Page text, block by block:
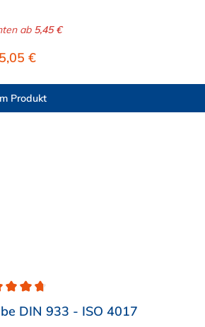
ab5,45 €
Regulärer Preis:
5,05 €
Produkt
DIN 933 - ISO 4017